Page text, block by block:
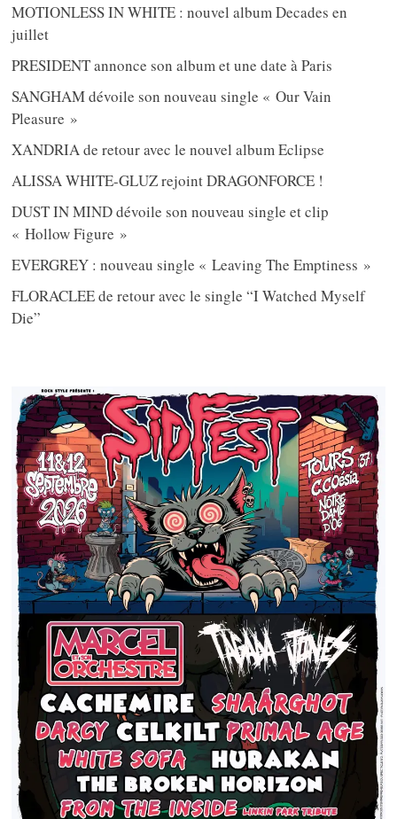
MOTIONLESS IN WHITE : nouvel album Decades en
juillet
PRESIDENT annonce son album et une date à Paris
SANGHAM dévoile son nouveau single « Our Vain
Pleasure »
XANDRIA de retour avec le nouvel album Eclipse
ALISSA WHITE-GLUZ rejoint DRAGONFORCE !
DUST IN MIND dévoile son nouveau single et clip
« Hollow Figure »
EVERGREY : nouveau single « Leaving The Emptiness »
FLORACLEE de retour avec le single “I Watched Myself
Die”